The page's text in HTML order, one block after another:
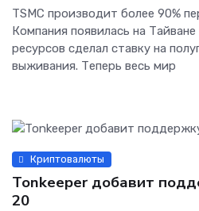
TSMC производит более 90%
Компания появилась на
ресурсов сделал ставку на
выживания. Теперь весь мир
Криптовалюты
Tonkeeper добавит
20